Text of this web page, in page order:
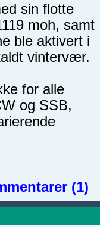
sin flotte
moh, samt
ble aktivert i
vintervær.
for alle
og SSB,
(1)